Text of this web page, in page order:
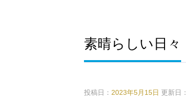
素晴らしい日々
投稿日： 2023年5月15日 更新日：